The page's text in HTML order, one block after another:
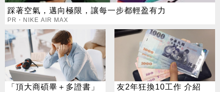
踩著空氣，邁向極限，讓每一步都輕盈有力
PR・NIKE AIR MAX
「頂大商碩畢＋多證書」
友2年狂換10工作 介紹